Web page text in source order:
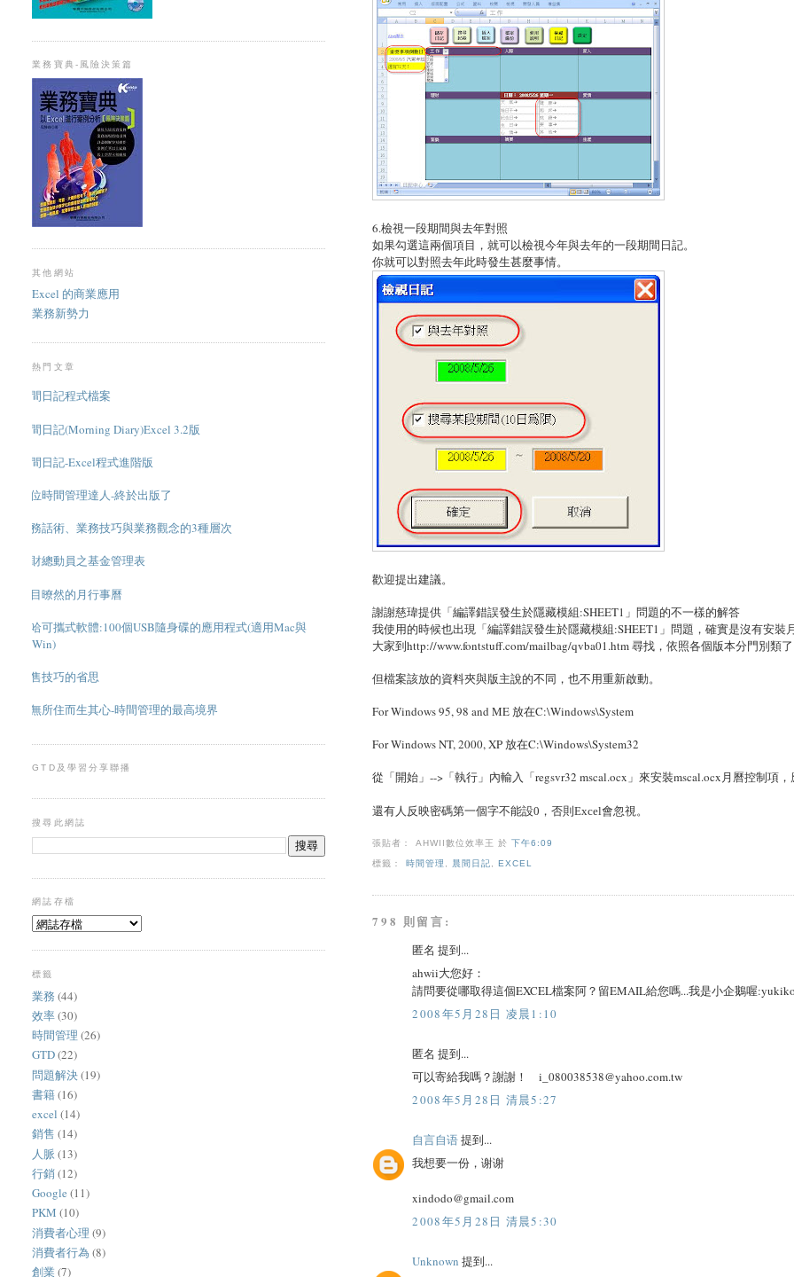
6.檢視一段期間與去年對照
如果勾選這兩個項目，就可以檢視今年與去年的一段期間日記。
你就可以對照去年此時發生甚麼事情。
歡迎提出建議。
謝謝慈瑋提供「編譯錯誤發生於隱藏模組:SHEET1」問題的不一樣的解答
我使用的時候也出現「編譯錯誤發生於隱藏模組:SHEET1」問題，確實是沒有安裝
大家到http://www.fontstuff.com/mailbag/qvba01.htm 尋找，依照各個版本分門別類了
但檔案該放的資料夾與版主說的不同，也不用重新啟動。
For Windows 95, 98 and ME 放在C:\Windows\System
For Windows NT, 2000, XP 放在C:\Windows\System32
從「開始」-->「執行」內輸入「regsvr32 mscal.ocx」來安裝mscal.ocx月曆控制項
還有人反映密碼第一個字不能設0 ，否則Excel會忽視。
張貼者： AHWII數位效率王 於 下午6:09
標籤： 時間管理 晨間日記 EXCEL
798 則留言:
匿名 提到...
ahwii大您好：
請問要從哪取得這個EXCEL檔案阿？留EMAIL給您嗎...我是小企鵝喔
2008年5月28日 凌晨1:10
匿名 提到...
可以寄給我嗎？謝謝！ i_080038538@yahoo.com.tw
2008年5月28日 清晨5:27
自言自语提到...
我想要一份，谢谢
xindodo@gmail.com
2008年5月28日 清晨5:30
Unknown 提到...
業務寶典-風險決策篇
其他網站
Excel 的商業應用
業務新勢力
熱門文章
晨間日記程式檔案
晨間日記(Morning Diary)Excel 3.2版
晨間日記-Excel程式進階版
數位時間管理達人-終於出版了
業務話術、業務技巧與業務觀念的3種層次
理財總動員之基金管理表
一目暸然的月行事曆
超哈可攜式軟體:100個USB隨身碟的應用程式(適用Mac與
Win)
銷售技巧的省思
應無所住而生其心-時間管理的最高境界
GTD及學習分享聯播
搜尋此網誌
網誌存檔
標籤
業務 (44)
效率(30)
時間管理 (26)
GTD(22)
問題解決(19)
書籍(16)
excel (14)
銷售 (14)
人脈 (13)
行銷(12)
Google (11)
PKM (10)
消費者心理 (9)
消費者行為 (8)
創業 (7)